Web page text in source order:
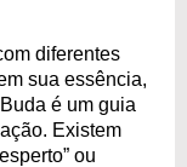
diferentes
sua essência,
é um guia
Existem
ou